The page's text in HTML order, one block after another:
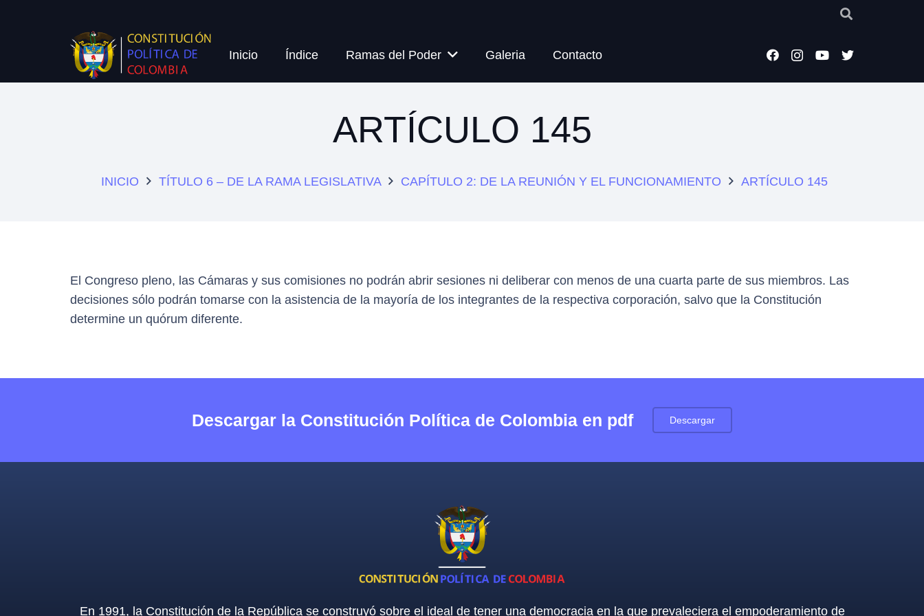
Inicio Índice Ramas del Poder Galeria Contacto
ARTÍCULO 145
INICIO TÍTULO 6 – DE LA RAMA LEGISLATIVA CAPÍTULO 2: DE LA REUNIÓN Y EL FUNCIONAMIENTO ARTÍCULO 145
El Congreso pleno, las Cámaras y sus comisiones no podrán abrir sesiones ni deliberar con menos de una cuarta parte de sus miembros. Las
decisiones sólo podrán tomarse con la asistencia de la mayoría de los integrantes de la respectiva corporación, salvo que la Constitución
determine un quórum diferente.
Descargar la Constitución Política de Colombia en pdf Descargar
En 1991, la Constitución de la República se construyó sobre el ideal de tener una democracia en la que prevaleciera el empoderamiento de